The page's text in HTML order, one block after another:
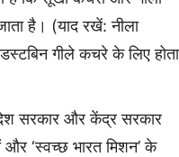
है। (याद रखें: नीला
गीले कचरे के लिए होता
सरकार और केंद्र सरकार
और ‘स्वच्छ भारत मिशन’ के